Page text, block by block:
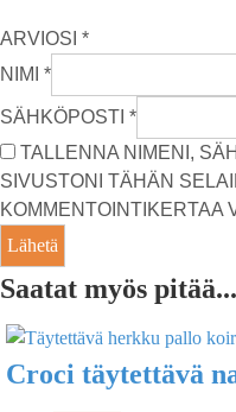
ARVIOSI *
NIMI *
SÄHKÖPOSTI *
TALLENNA NIMENI,
SIVUSTONI TÄHÄN
KOMMENTOINTIKERTAA
Saatat myös pitää...
Croci täytettävä